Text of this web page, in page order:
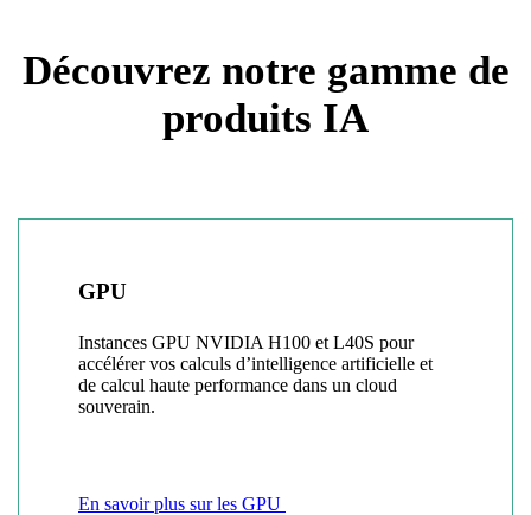
Découvrez notre gamme de
produits IA
GPU
Instances GPU NVIDIA H100 et L40S pour
accélérer vos calculs d’intelligence artificielle et
de calcul haute performance dans un cloud
souverain.
En savoir plus sur les GPU